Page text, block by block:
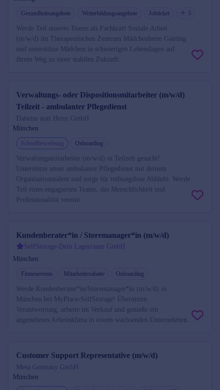
Gesundheitsangebote Weiterbildungsangebote Jobticket 5
Werde Teil unseres Teams als Fachkraft Soziale Arbeit
(m/w/d) im Therapeutischen Zentrum Mädchenheim Gauting
und unterstütze Mädchen in schwierigen Lebenslagen auf
ihrem Weg zu einer stabilen Zukunft.
Verwaltungs- oder Dispositionsmitarbeiter (m/w/d)
Teilzeit - ambulanter Pflegedienst
Daheim statt Heim GmbH
München
Schnellbewerbung Onboarding
Verwaltungsmitarbeiter (m/w/d) in Teilzeit gesucht!
Unterstütze unser ambulanter Pflegedienst mit deinem
Organisationstalent und sorge für reibungslose Abläufe. Werde
Teil eines engagierten Teams, das Menschlichkeit und
Professionalität vereint.
Kundenberater*in / Storemanager*in (m/w/d)
SelfStorage-Dein Lagerraum GmbH
München
Firmenevents Mitarbeiterrabatte Onboarding
Werde Kundenberater*in/Storemanager*in (m/w/d) in
München bei MyPlace-SelfStorage! Übernimm
Verantwortung, arbeite im Verkauf und genieße ein
angenehmes Arbeitsklima in einem wachsenden Unternehmen.
Customer Support Representative (m/w/d)
Mesa Germany GmbH
München